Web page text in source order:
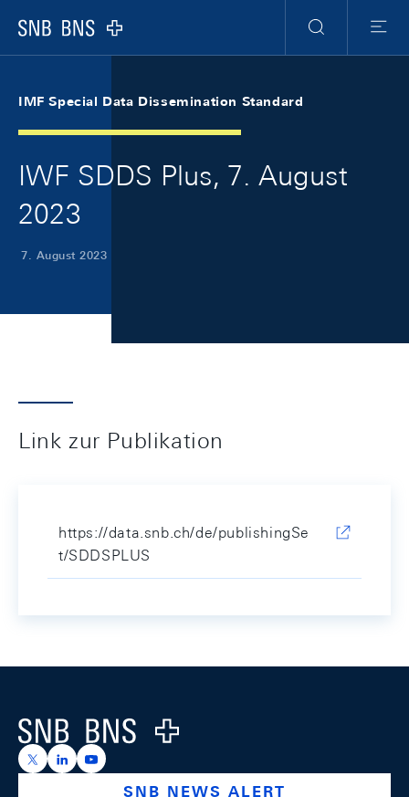
Logo
Suche
Menu
IMF Special Data Dissemination Standard
IWF SDDS Plus, 7. August
2023
7. August 2023
Link zur Publikation
https://data.snb.ch/de/publishingSe
t/SDDSPLUS
Logo
https://x.com/snb_bns
https://ch.linkedin.com/company/swiss-national-
https://www.youtube.com/@swissnationalbank
SNB NEWS ALERT